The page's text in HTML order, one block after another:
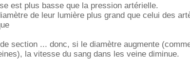
est plus basse que la pression artérielle.
de leur lumière plus grand que celui des
section ... donc, si le diamètre augmente
la vitesse du sang dans les veine diminue.